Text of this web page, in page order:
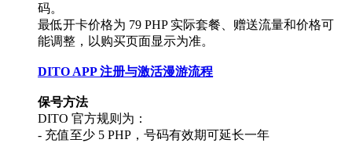
码。
最低开卡价格为 ​79 PHP 实际套餐、赠送流量和价格可
能调整，以购买页面显示为准。
DITO APP 注册与激活漫游流程
保号方法
DITO 官方规则为：
- 充值至少 5 PHP，号码有效期可延长一年